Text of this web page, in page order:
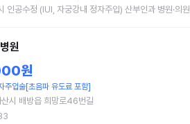
인공수정 (IUI, 자궁강내 정자주입) 산부인과 병원·의원
원
원
주입술[초음파 유도료 포함]
산시 배방읍 희망로46번길